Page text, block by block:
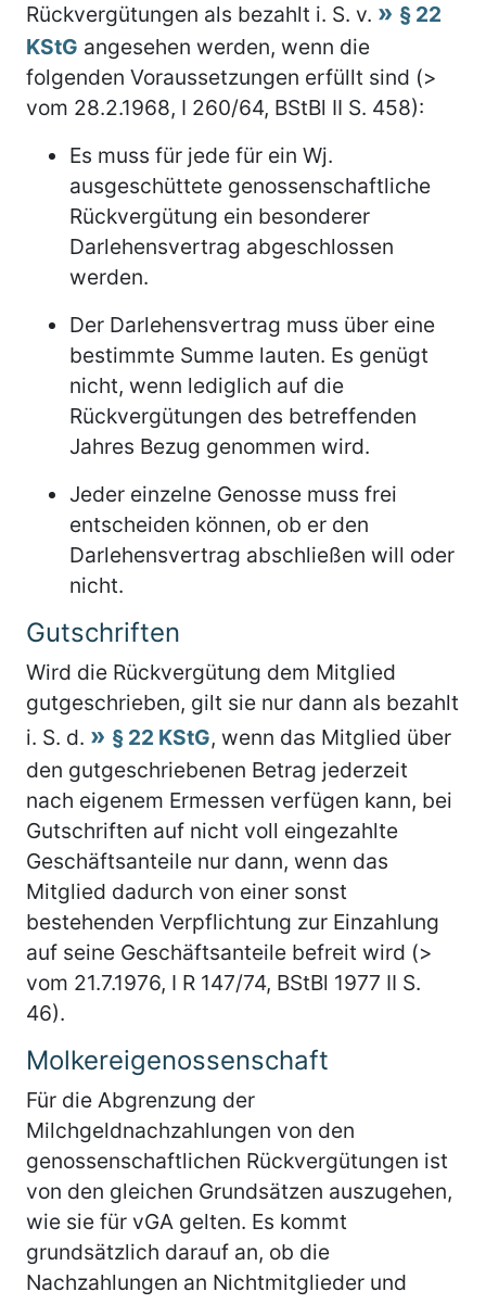
Rückvergütungen als bezahlt i. S. v.
§ 22
KStG angesehen werden, wenn die
folgenden Voraussetzungen erfüllt sind (>
vom 28.2.1968, I 260/64, BStBl II S. 458):
Es muss für jede für ein Wj.
ausgeschüttete genossenschaftliche
Rückvergütung ein besonderer
Darlehensvertrag abgeschlossen
werden.
Der Darlehensvertrag muss über eine
bestimmte Summe lauten. Es genügt
nicht, wenn lediglich auf die
Rückvergütungen des betreffenden
Jahres Bezug genommen wird.
Jeder einzelne Genosse muss frei
entscheiden können, ob er den
Darlehensvertrag abschließen will oder
nicht.
Gutschriften
Wird die Rückvergütung dem Mitglied
gutgeschrieben, gilt sie nur dann als bezahlt
i. S. d.
§ 22 KStG, wenn das Mitglied über
den gutgeschriebenen Betrag jederzeit
nach eigenem Ermessen verfügen kann, bei
Gutschriften auf nicht voll eingezahlte
Geschäftsanteile nur dann, wenn das
Mitglied dadurch von einer sonst
bestehenden Verpflichtung zur Einzahlung
auf seine Geschäftsanteile befreit wird (>
vom 21.7.1976, I R 147/74, BStBl 1977 II S.
46).
Molkereigenossenschaft
Für die Abgrenzung der
Milchgeldnachzahlungen von den
genossenschaftlichen Rückvergütungen ist
von den gleichen Grundsätzen auszugehen,
wie sie für vGA gelten. Es kommt
grundsätzlich darauf an, ob die
Nachzahlungen an Nichtmitglieder und